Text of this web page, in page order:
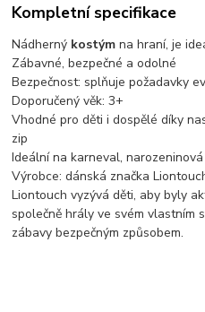
Kompletní specifikace
Nádherný kostým na hraní, je
Zábavné, bezpečné a odolné
Bezpečnost: splňuje požadavky
Doporučený věk: 3+
Vhodné pro děti i dospělé díky
zip
Ideální na karneval,
Výrobce: dánská značka
Liontouch vyzývá děti, aby byly
společně hrály ve svém vlastním
zábavy bezpečným způsobem.